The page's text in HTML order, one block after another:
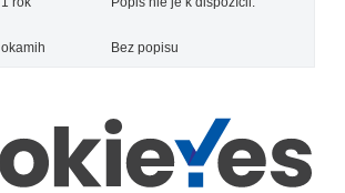
okamih Bez popisu